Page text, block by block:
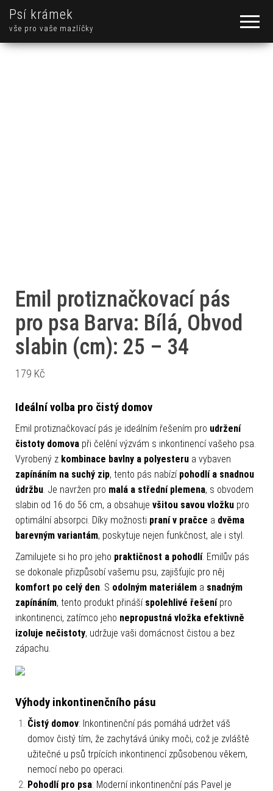
Psí krámek
vše pro vaše mazlíčky
Emil protiznačkovací pás
pro psa Barva: Bílá, Obvod
slabin (cm): 25 – 34
179 Kč
Ideální volba pro čistý domov
Emil protiznačkovací pás je ideálním řešením pro udržení
čistoty domova při čelění výzvám s inkontinencí vašeho psa.
Vyrobený z kombinace bavlny a polyesteru a vybaven
zapínáním na suchý zip, tento pás nabízí pohodlí a snadnou
údržbu. Je navržen pro malá a střední plemena, s obvodem
slabin od 16 do 56 cm, a obsahuje všitou savou vložku pro
optimální absorpci. Díky možnosti praní v pračce a dvěma
barevným variantám, poskytuje nejen funkčnost, ale i styl.
Zamilujete si ho pro jeho praktičnost a pohodlí. Emilův pás
se dokonale přizpůsobí vašemu psu, zajišťujíc pro něj
komfort po celý den. S odolným materiálem a snadným
zapínáním, tento produkt přináší spolehlivé řešenípro
inkontinenci, zatímco jeho nepropustná vložka efektivně
izoluje nečistoty, udržuje vaši domácnost čistou a bez
zápachu.
Výhody inkontinenčního pásu
Čistý domov: Inkontinenční pás pomáhá udržet váš
domov čistý tím, že zachytává úniky moči, což je zvláště
užitečné u psů trpících inkontinencí způsobenou věkem,
nemocí nebo po operaci.
Pohodlí pro psa: Moderní inkontinenční pás Pavel je